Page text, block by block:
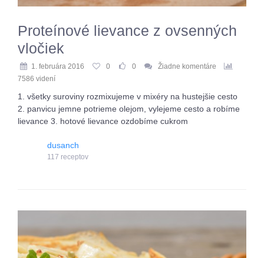
Proteínové lievance z ovsenných
vločiek
1. februára 2016 0 0
Žiadne komentáre
7586 videní
1. všetky suroviny rozmixujeme v mixéry na hustejšie cesto
2. panvicu jemne potrieme olejom, vylejeme cesto a robíme
lievance 3. hotové lievance ozdobíme cukrom
dusanch
117 receptov